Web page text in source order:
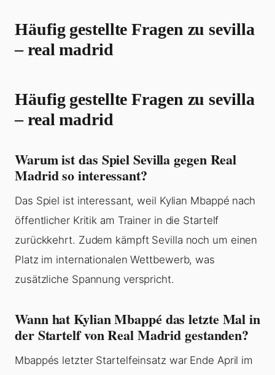
Häufig gestellte Fragen zu sevilla
– real madrid
Häufig gestellte Fragen zu sevilla
– real madrid
Warum ist das Spiel Sevilla gegen Real
Madrid so interessant?
Das Spiel ist interessant, weil Kylian Mbappé nach
öffentlicher Kritik am Trainer in die Startelf
zurückkehrt. Zudem kämpft Sevilla noch um einen
Platz im internationalen Wettbewerb, was
zusätzliche Spannung verspricht.
Wann hat Kylian Mbappé das letzte Mal in
der Startelf von Real Madrid gestanden?
Mbappés letzter Startelfeinsatz war Ende April im